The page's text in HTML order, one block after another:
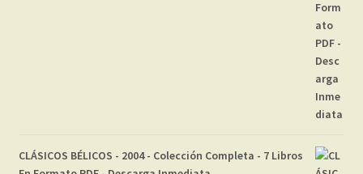
CLÁSICOS BÉLICOS - 2004 - Colección Completa - 7 Libros